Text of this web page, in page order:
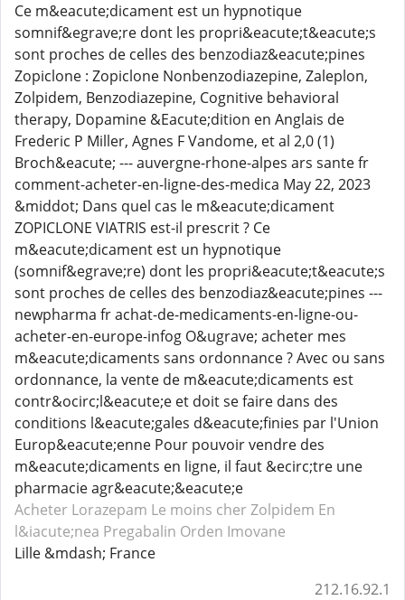
Ce m&eacute;dicament est un hypnotique
somnif&egrave;re dont les propri&eacute;t&eacute;s
sont proches de celles des benzodiaz&eacute;pines
Zopiclone : Zopiclone Nonbenzodiazepine, Zaleplon,
Zolpidem, Benzodiazepine, Cognitive behavioral
therapy, Dopamine &Eacute;dition en Anglais de
Frederic P Miller, Agnes F Vandome, et al 2,0 (1)
Broch&eacute; --- auvergne-rhone-alpes ars sante fr
comment-acheter-en-ligne-des-medica May 22, 2023
&middot; Dans quel cas le m&eacute;dicament
ZOPICLONE VIATRIS est-il prescrit ? Ce
m&eacute;dicament est un hypnotique
(somnif&egrave;re) dont les propri&eacute;t&eacute;s
sont proches de celles des benzodiaz&eacute;pines ---
newpharma fr achat-de-medicaments-en-ligne-ou-
acheter-en-europe-infog O&ugrave; acheter mes
m&eacute;dicaments sans ordonnance ? Avec ou sans
ordonnance, la vente de m&eacute;dicaments est
contr&ocirc;l&eacute;e et doit se faire dans des
conditions l&eacute;gales d&eacute;finies par l'Union
Europ&eacute;enne Pour pouvoir vendre des
m&eacute;dicaments en ligne, il faut &ecirc;tre une
pharmacie agr&eacute;&eacute;e
Acheter Lorazepam Le moins cher Zolpidem En
l&iacute;nea Pregabalin Orden Imovane
Lille &mdash; France
212.16.92.1